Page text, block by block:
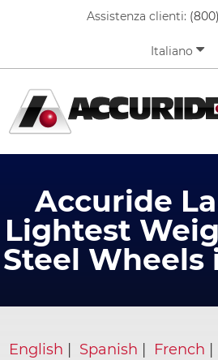
content
Assistenza clienti:
Italiano
Accuride
Lightest
Steel Wheels
English Spanish French